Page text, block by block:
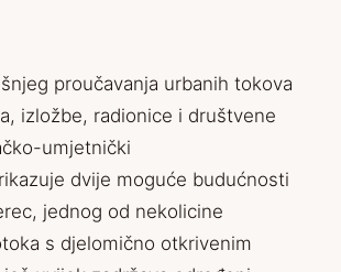
proučavanja urbanih tokova
izložbe, radionice i društvene
umjetnički
dvije moguće budućnosti
jednog od nekolicine
s djelomično otkrivenim